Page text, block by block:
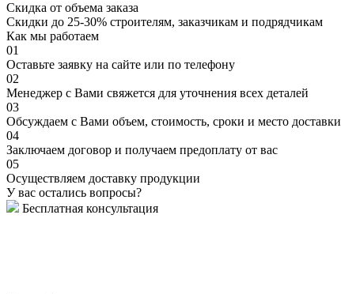
Скидка от объема заказа
Скидки до 25-30% строителям, заказчикам и подрядчикам
Как мы работаем
01
Оставьте заявку на сайте или по телефону
02
Менеджер с Вами свяжется для уточнения всех деталей
03
Обсуждаем с Вами объем, стоимость, сроки и место доставки
04
Заключаем договор и получаем предоплату от вас
05
Осуществляем доставку продукции
У вас остались вопросы?
Бесплатная консультация